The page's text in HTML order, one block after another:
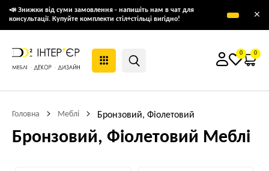
📣 Знижки від суми замовлення - напишіть нам в чат для
консультації. Купуйте комплекти стіл+стільці вигідно!
×
0 0
Головна Меблі Бронзовий, Фіолетовий
Бронзовий, Фіолетовий Меблі